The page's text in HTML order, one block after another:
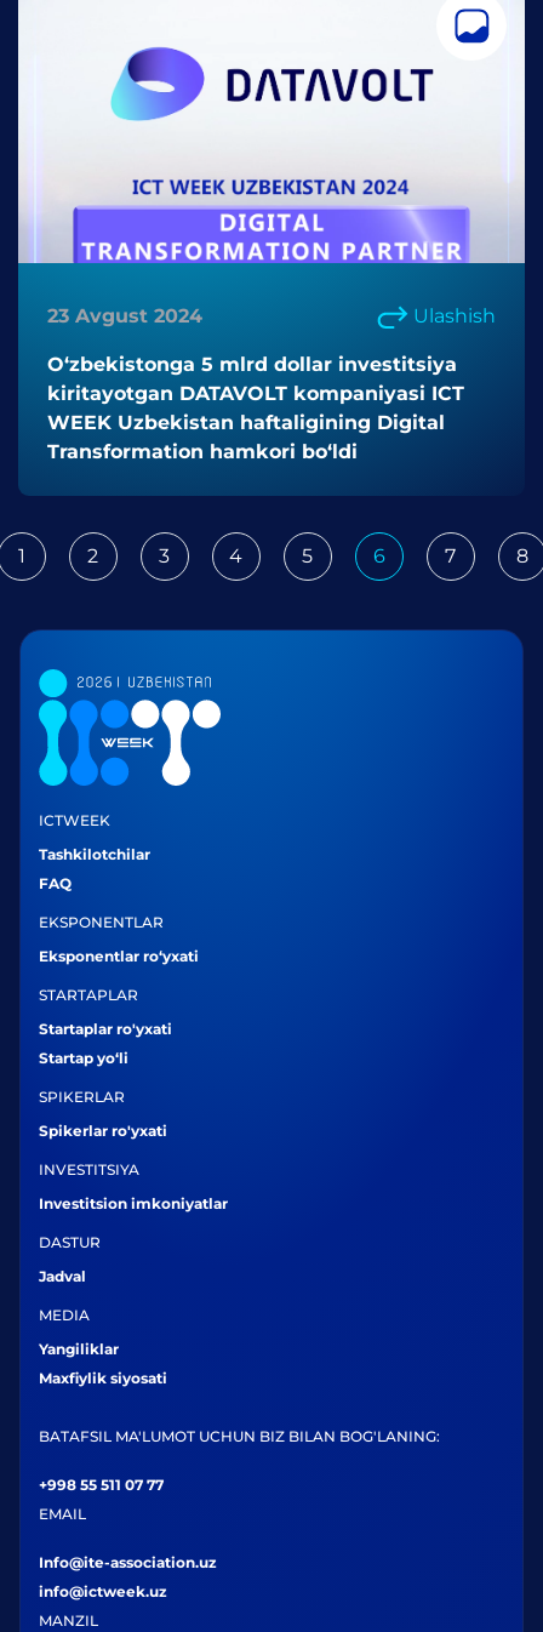
23 Avgust 2024 Ulashish
O‘zbekistonga 5 mlrd dollar investitsiya
kiritayotgan DATAVOLT kompaniyasi ICT
WEEK Uzbekistan haftaligining Digital
Transformation hamkori bo‘ldi
1 2 3 4 5 6 7 8
ICTWEEK
Tashkilotchilar
FAQ
EKSPONENTLAR
Eksponentlar ro‘yxati
STARTAPLAR
Startaplar ro'yxati
Startap yo‘li
SPIKERLAR
Spikerlar ro'yxati
INVESTITSIYA
Investitsion imkoniyatlar
DASTUR
Jadval
MEDIA
Yangiliklar
Maxfiylik siyosati
BATAFSIL MA'LUMOT UCHUN BIZ BILAN BOG'LANING:
+998 55 511 07 77
EMAIL
Info@ite-association.uz
info@ictweek.uz
MANZIL